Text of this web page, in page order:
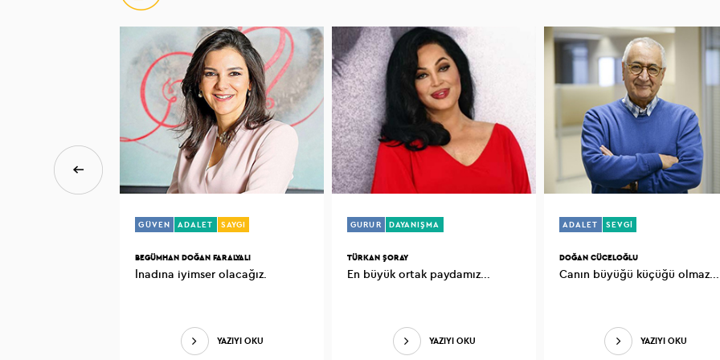
GÜVEN ADALET SAYGI
BEGÜMHAN DOĞAN FARALYALI
İnadına iyimser olacağız.
YAZIYI OKU
GURUR DAYANIŞMA
TÜRKAN ŞORAY
En büyük ortak paydamız...
YAZIYI OKU
ADALET SEVGİ
DOĞAN CÜCELOĞLU
Canın büyüğü küçüğü olmaz...
YAZIYI OKU